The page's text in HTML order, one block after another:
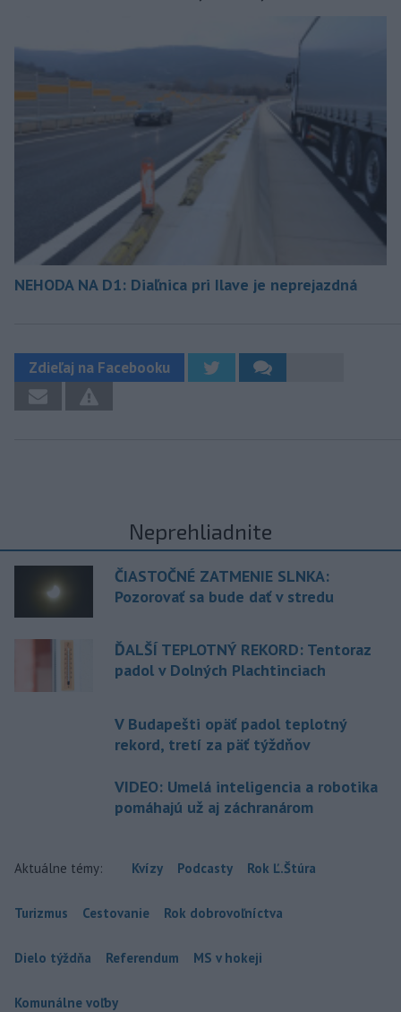
NEHODA NA D1: Diaľnica pri Ilave je neprejazdná
Zdieľaj na Facebooku
Neprehliadnite
ČIASTOČNÉ ZATMENIE SLNKA:
Pozorovať sa bude dať v stredu
ĎALŠÍ TEPLOTNÝ REKORD: Tentoraz
padol v Dolných Plachtinciach
V Budapešti opäť padol teplotný
rekord, tretí za päť týždňov
VIDEO: Umelá inteligencia a robotika
pomáhajú už aj záchranárom
Aktuálne témy: Kvízy Podcasty Rok Ľ.Štúra
Turizmus Cestovanie Rok dobrovoľníctva
Dielo týždňa Referendum MS v hokeji
Komunálne voľby